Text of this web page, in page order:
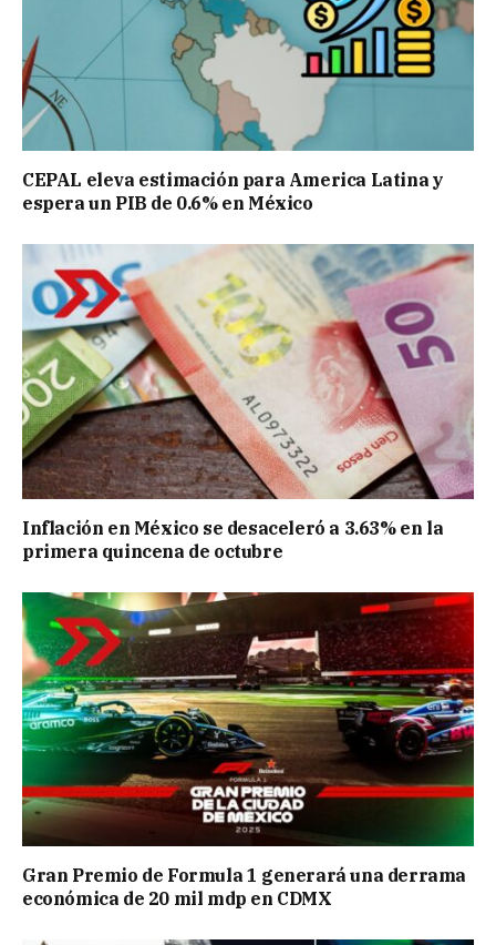
CEPAL eleva estimación para America Latina y
espera un PIB de 0.6% en México
Inflación en México se desaceleró a 3.63% en la
primera quincena de octubre
Gran Premio de Formula 1 generará una derrama
económica de 20 mil mdp en CDMX